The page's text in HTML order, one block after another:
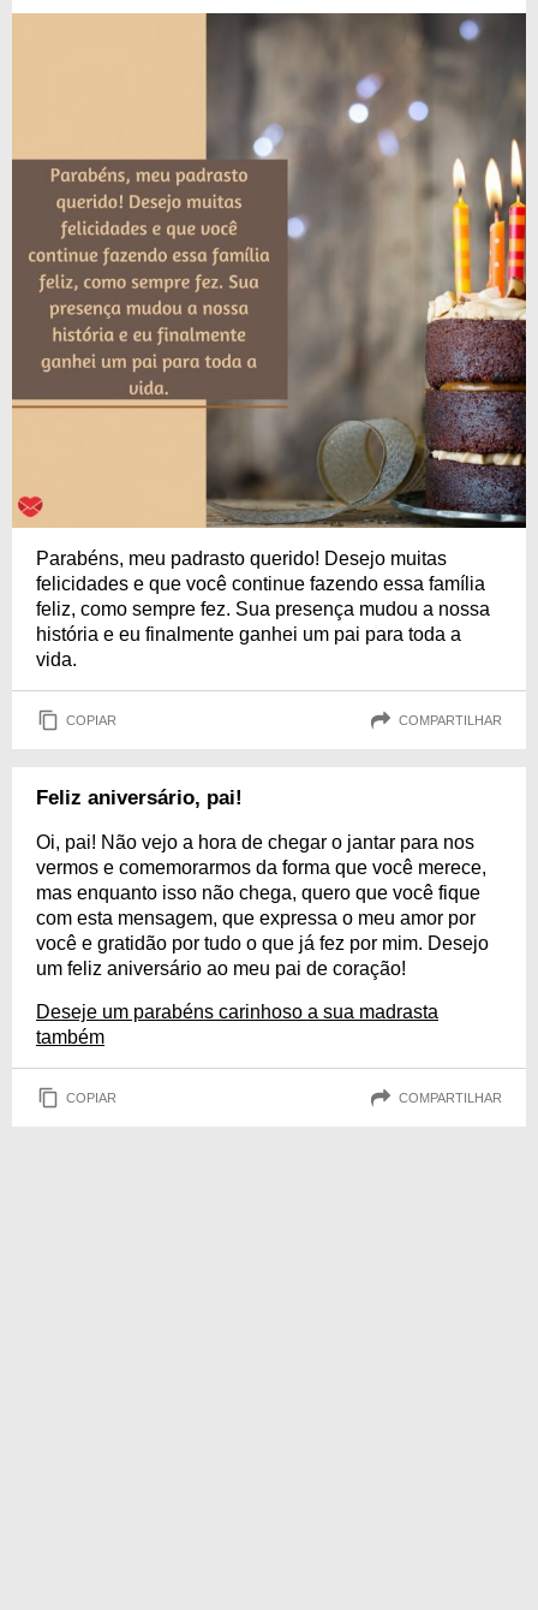
Parabéns, meu padrasto querido! Desejo muitas
felicidades e que você continue fazendo essa família
feliz, como sempre fez. Sua presença mudou a nossa
história e eu finalmente ganhei um pai para toda a
vida.
COPIAR COMPARTILHAR
Feliz aniversário, pai!
Oi, pai! Não vejo a hora de chegar o jantar para nos
vermos e comemorarmos da forma que você merece,
mas enquanto isso não chega, quero que você fique
com esta mensagem, que expressa o meu amor por
você e gratidão por tudo o que já fez por mim. Desejo
um feliz aniversário ao meu pai de coração!
Deseje um parabéns carinhoso a sua madrasta
também
COPIAR COMPARTILHAR